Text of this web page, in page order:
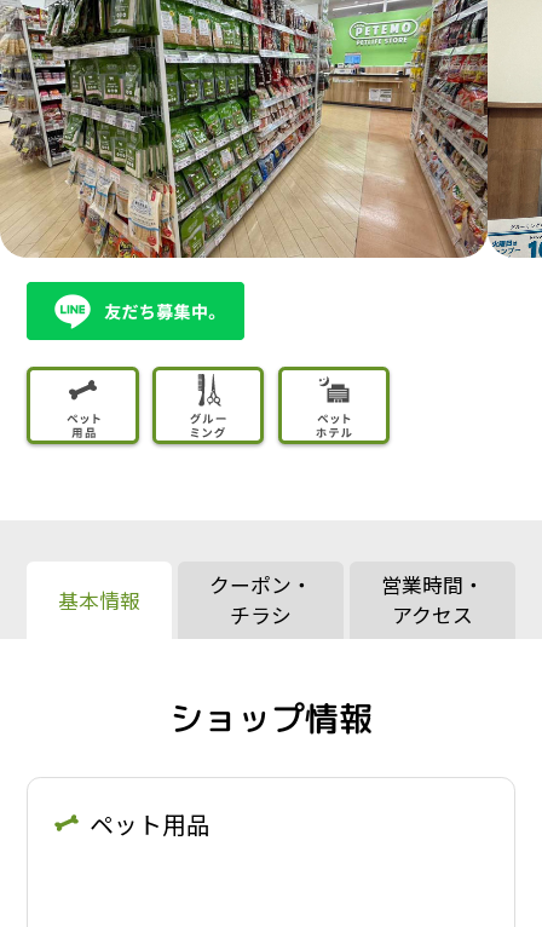
基本情報
クーポン・
チラシ
営業時間・
アクセス
ショップ情報
ペット用品